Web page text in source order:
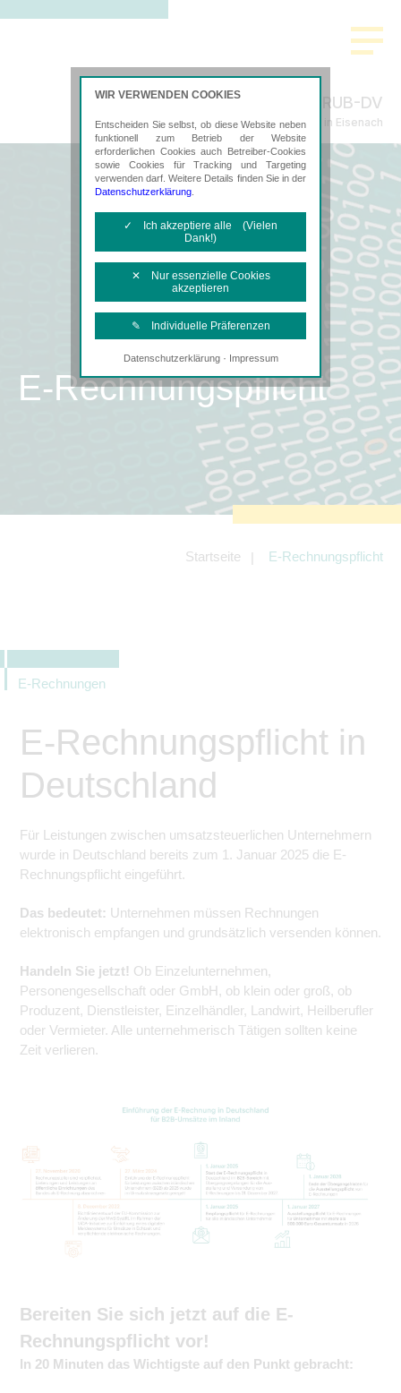
RUB-DV
Steuerberatung in Eisenach
E-Rechnungspflicht
Startseite E-Rechnungspflicht
E-Rechnungen
E-Rechnungspflicht in
Deutschland
Für Leistungen zwischen umsatzsteuerlichen Unternehmern
wurde in Deutschland bereits zum 1. Januar 2025 die E-
Rechnungspflicht eingeführt.
Das bedeutet: Unternehmen müssen Rechnungen
elektronisch empfangen und grundsätzlich versenden können.
Handeln Sie jetzt! Ob Einzelunternehmen,
Personengesellschaft oder GmbH, ob klein oder groß, ob
Produzent, Dienstleister, Einzelhändler, Landwirt, Heilberufler
oder Vermieter. Alle unternehmerisch Tätigen sollten keine
Zeit verlieren.
Bereiten Sie sich jetzt auf die E-
Rechnungspflicht vor!
In 20 Minuten das Wichtigste auf den Punkt gebracht:
WIR VERWENDEN COOKIES
Entscheiden Sie selbst, ob diese Website neben
funktionell zum Betrieb der Website
erforderlichen Cookies auch Betreiber-Cookies
sowie Cookies für Tracking und Targeting
verwenden darf. Weitere Details finden Sie in der
Datenschutzerklärung
✓ Ich akzeptiere alle (Vielen
Dank!)
✕ Nur essenzielle Cookies
akzeptieren
✎ Individuelle Präferenzen
Notwendige Cookies
Diese Cookies sind erforderlich, um die
grundlegende Funktionalität der Website
Tracking- und Targeting-Cookies
Diese Cookies sind erforderlich, um
unsere Website auf Ihre Bedürfnisse hin
zu optimieren. Hierzu gehört eine
bedarfsgerechte Gestaltung und
fortlaufende Verbesserung unseres
Angebotes einschließlich der
Angeboten von z.B. Facebook und
Datenschutzerklärung· Impressum